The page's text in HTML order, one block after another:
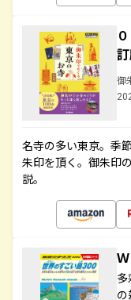
御
名寺の多い東京。季
朱印を頂く。御朱印
説。